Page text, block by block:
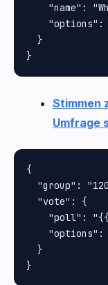
"name":
"options":
  }
Stimmen
Umfrage
{
"group":
  "vote": {
"poll":
"options":
  }